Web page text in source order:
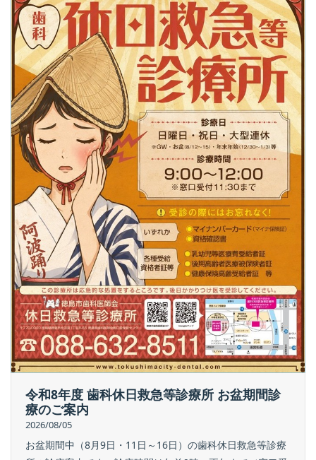
令和8年度 歯科休日救急等診療所 お盆期間診
療のご案内
2026/08/05
お盆期間中（8月9日・11日～16日）の歯科休日救急等診療